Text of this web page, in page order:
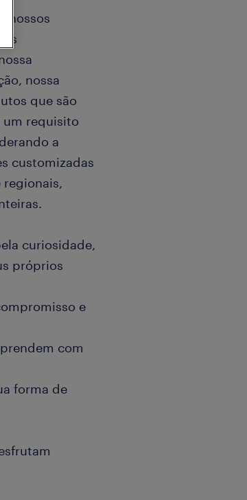
nossos
nossa
que são
um requisito
a
customizadas
regionais,
curiosidade,
próprios
e
com
forma de